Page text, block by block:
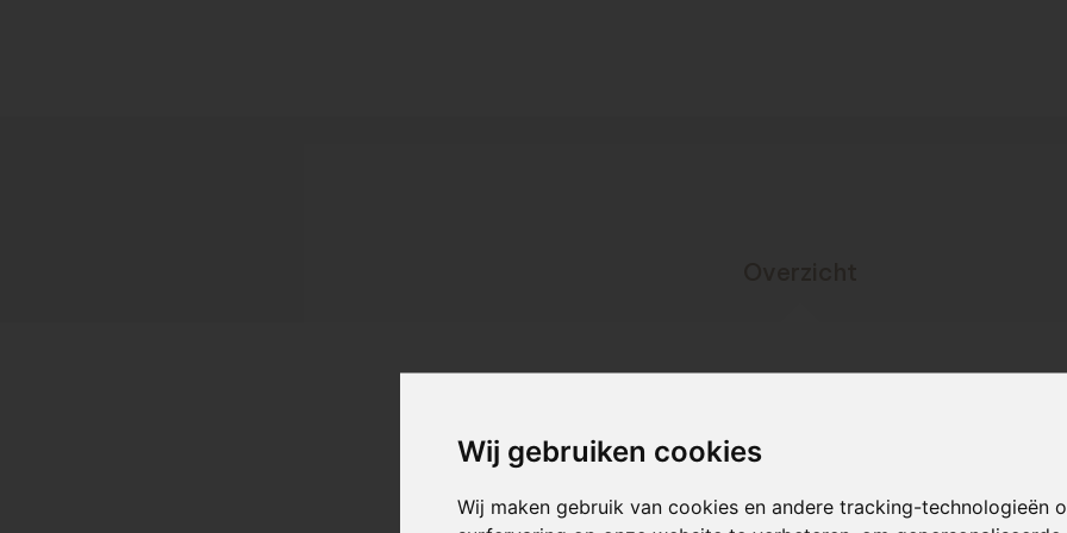
Wij gebruiken cookies
Wij maken gebruik van cookies en andere tracking-technologieën